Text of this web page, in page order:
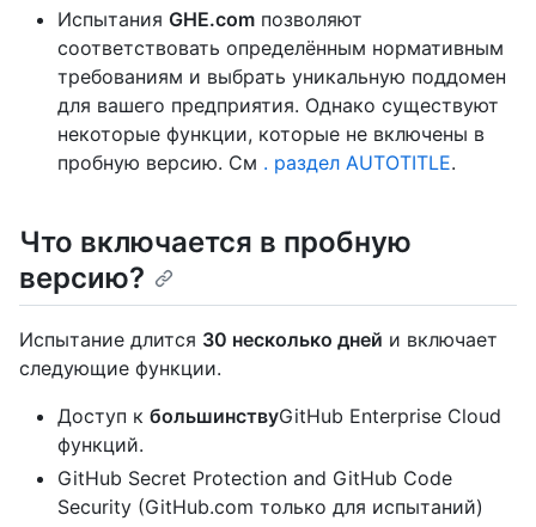
Испытания GHE.com позволяют
соответствовать определённым нормативным
требованиям и выбрать уникальную поддомен
для вашего предприятия. Однако существуют
некоторые функции, которые не включены в
пробную версию. См . раздел AUTOTITLE.
Что включается в пробную
версию?
Испытание длится 30 несколько дней и включает
следующие функции.
Доступ к большинствуGitHub Enterprise Cloud
функций.
GitHub Secret Protection and GitHub Code
Security (GitHub.com только для испытаний)